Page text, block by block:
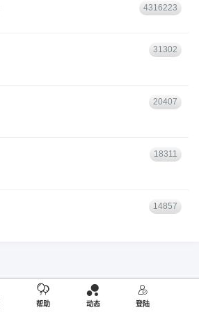
4316223
31302
20407
18311
14857
帮助 动态 登陆